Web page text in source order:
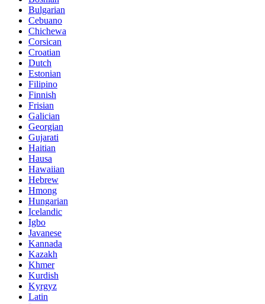
Bulgarian
Cebuano
Chichewa
Corsican
Croatian
Dutch
Estonian
Filipino
Finnish
Frisian
Galician
Georgian
Gujarati
Haitian
Hausa
Hawaiian
Hebrew
Hmong
Hungarian
Icelandic
Igbo
Javanese
Kannada
Kazakh
Khmer
Kurdish
Kyrgyz
Latin